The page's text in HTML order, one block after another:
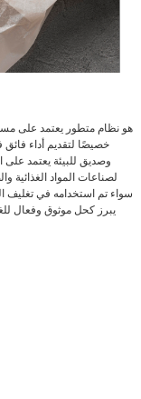
خصيصًا لتقديم أداء
وصديق للبيئة يعتمد على
لصناعات المواد الغذائية
سواء تم استخدامه في تغليف